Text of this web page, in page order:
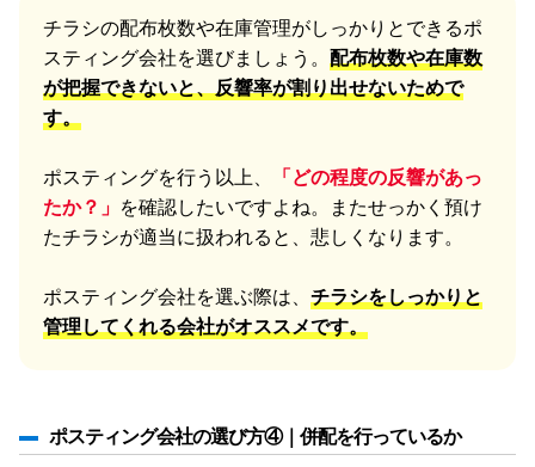
チラシの配布枚数や在庫管理がしっかりとできるポ
スティング会社を選びましょう。 配布枚数や在庫数
が把握できないと、反響率が割り出せないためで
す。
ポスティングを行う以上、
「どの程度の反響があっ
たか？」 を確認したいですよね。またせっかく預け
たチラシが適当に扱われると、悲しくなります。
ポスティング会社を選ぶ際は、 チラシをしっかりと
管理してくれる会社がオススメです。
ポスティング会社の選び方④｜併配を行っているか